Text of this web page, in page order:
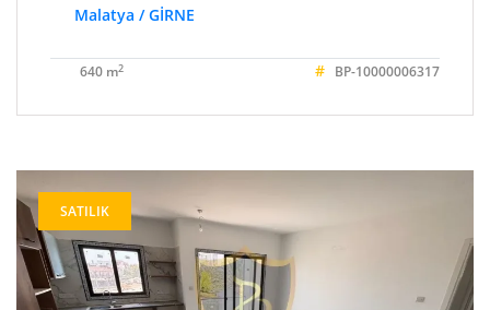
Malatya / GİRNE
640 m2 # BP-10000006317
SATILIK